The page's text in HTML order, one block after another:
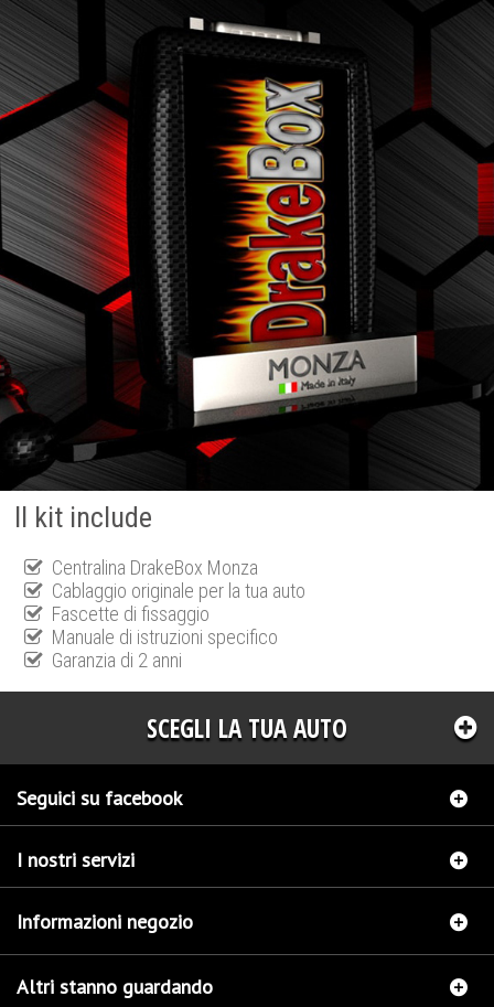
Il kit include
Centralina DrakeBox Monza
Cablaggio originale per la tua auto
Fascette di fissaggio
Manuale di istruzioni specifico
Garanzia di 2 anni
SCEGLI LA TUA AUTO
Seguici su facebook
I nostri servizi
Informazioni negozio
Altri stanno guardando